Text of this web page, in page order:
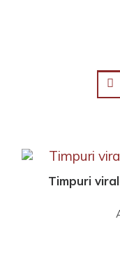
Timpuri